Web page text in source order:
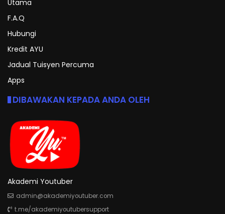
Utama
F.A.Q
Hubungi
Kredit AYU
Jadual Tuisyen Percuma
Apps
DIBAWAKAN KEPADA ANDA OLEH
Akademi Youtuber
admin@akademiyoutuber.com
t.me/akademiyoutubersupport